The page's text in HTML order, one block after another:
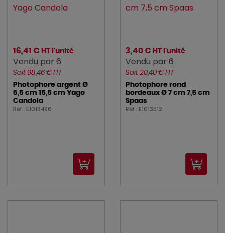
16,41 € HT l'unité
Vendu par 6
Soit 98,46 € HT
Photophore argent Ø
6,5 cm 15,5 cm Yago
Candola
Réf : E1013496
3,40 € HT l'unité
Vendu par 6
Soit 20,40 € HT
Photophore rond
bordeaux Ø 7 cm 7,5 cm
Spaas
Réf : E1013512